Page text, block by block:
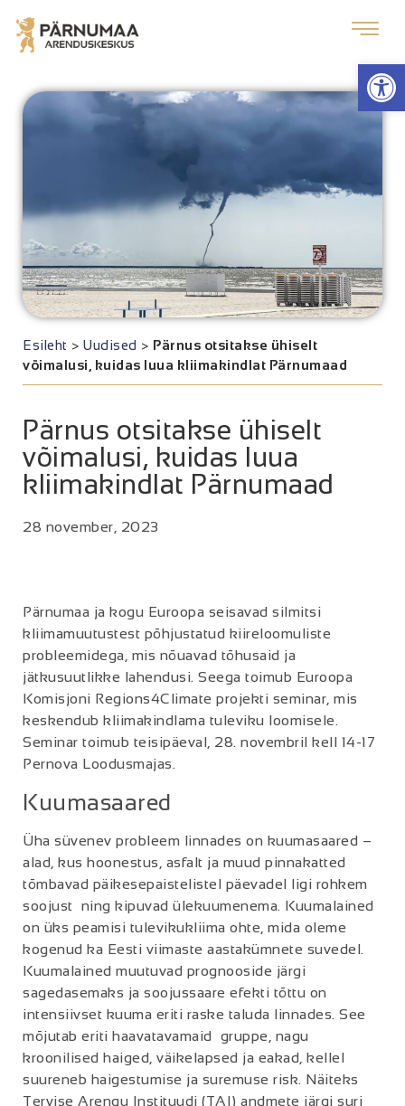
Esileht > Uudised > Pärnus otsitakse ühiselt
võimalusi, kuidas luua kliimakindlat Pärnumaad
Pärnus otsitakse ühiselt
võimalusi, kuidas luua
kliimakindlat Pärnumaad
28 november, 2023
Pärnumaa ja kogu Euroopa seisavad silmitsi
kliimamuutustest põhjustatud kiireloomuliste
probleemidega, mis nõuavad tõhusaid ja
jätkusuutlikke lahendusi. Seega toimub Euroopa
Komisjoni Regions4Climate projekti seminar, mis
keskendub kliimakindlama tuleviku loomisele.
Seminar toimub teisipäeval, 28. novembril kell 14-17
Pernova Loodusmajas.
Kuumasaared
Üha süvenev probleem linnades on kuumasaared –
alad, kus hoonestus, asfalt ja muud pinnakatted
tõmbavad päikesepaistelistel päevadel ligi rohkem
soojust ning kipuvad ülekuumenema. Kuumalained
on üks peamisi tulevikukliima ohte, mida oleme
kogenud ka Eesti viimaste aastakümnete suvedel.
Kuumalained muutuvad prognooside järgi
sagedasemaks ja soojussaare efekti tõttu on
intensiivset kuuma eriti raske taluda linnades. See
mõjutab eriti haavatavamaid gruppe, nagu
kroonilised haiged, väikelapsed ja eakad, kellel
suureneb haigestumise ja suremuse risk. Näiteks
Tervise Arengu Instituudi (TAI) andmete järgi suri